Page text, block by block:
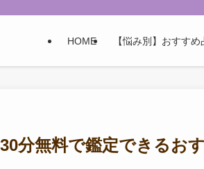
HOME 【悩み別】おすす
分無料で鑑定できるお